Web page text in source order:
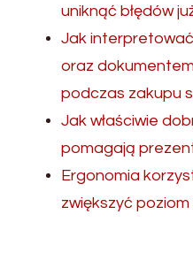
uniknąć błędów
Jak
oraz
podczas zakupu
Jak właściwie
pomagają
Ergonomia
zwiększyć